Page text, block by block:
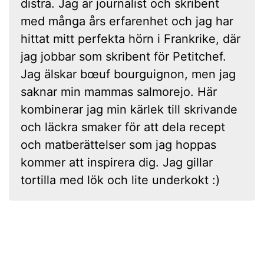
disträ. Jag är journalist och skribent
med många års erfarenhet och jag har
hittat mitt perfekta hörn i Frankrike, där
jag jobbar som skribent för Petitchef.
Jag älskar bœuf bourguignon, men jag
saknar min mammas salmorejo. Här
kombinerar jag min kärlek till skrivande
och läckra smaker för att dela recept
och matberättelser som jag hoppas
kommer att inspirera dig. Jag gillar
tortilla med lök och lite underkokt :)